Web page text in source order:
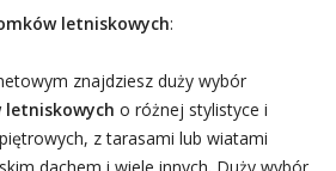
letniskowych:
znajdziesz duży wybór
letniskowych o różnej stylistyce i
z tarasami lub wiatami